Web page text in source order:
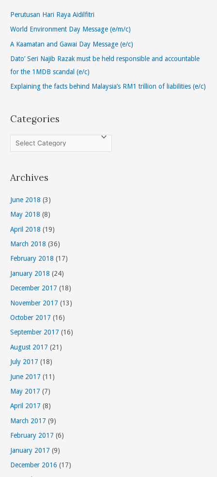
h
f
o
Perutusan Hari Raya Aidilfitri
World Environment Day Message (e/m/c)
A Kaamatan and Gawai Day Message (e/c)
Dato’ Seri Najib Razak must be held responsible and accountable
for the 1MDB scandal (e/c)
Explaining the facts behind Malaysia’s RM1 trillion of liabilities (e/c)
Categories
a
e
o
r
i
e
s
Archives
June 2018 (3)
May 2018 (8)
April 2018 (19)
March 2018 (36)
February 2018 (17)
January 2018 (24)
December 2017 (18)
November 2017 (13)
October 2017 (16)
September 2017 (16)
August 2017 (21)
July 2017 (18)
June 2017 (11)
May 2017 (7)
April 2017 (8)
March 2017 (9)
February 2017 (6)
January 2017 (9)
December 2016 (17)